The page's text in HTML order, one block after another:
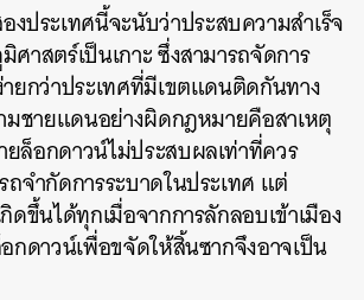
งประเทศนี้จะนับว่าประสบความสำเร็จ
าสตร์เป็นเกาะ ซึ่งสามารถจัดการ
ยกว่าประเทศที่มีเขตแดนติดกันทาง
มชายแดนอย่างผิดกฎหมายคือสาเหตุ
ล็อกดาวน์ไม่ประสบผลเท่าที่ควร
ถจำกัดการระบาดในประเทศ แต่
ดขึ้นได้ทุกเมื่อจากการลักลอบเข้าเมือง
กดาวน์เพื่อขจัดให้สิ้นซากจึงอาจเป็น